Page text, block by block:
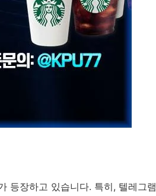
등장하고 있습니다. 특히, 텔레그램